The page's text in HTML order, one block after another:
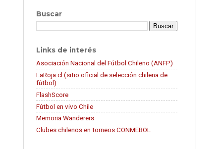
Buscar
Links de interés
Asociación Nacional del Fútbol Chileno (ANFP)
LaRoja.cl (sitio oficial de selección chilena de
fútbol)
FlashScore
Fútbol en vivo Chile
Memoria Wanderers
Clubes chilenos en torneos CONMEBOL